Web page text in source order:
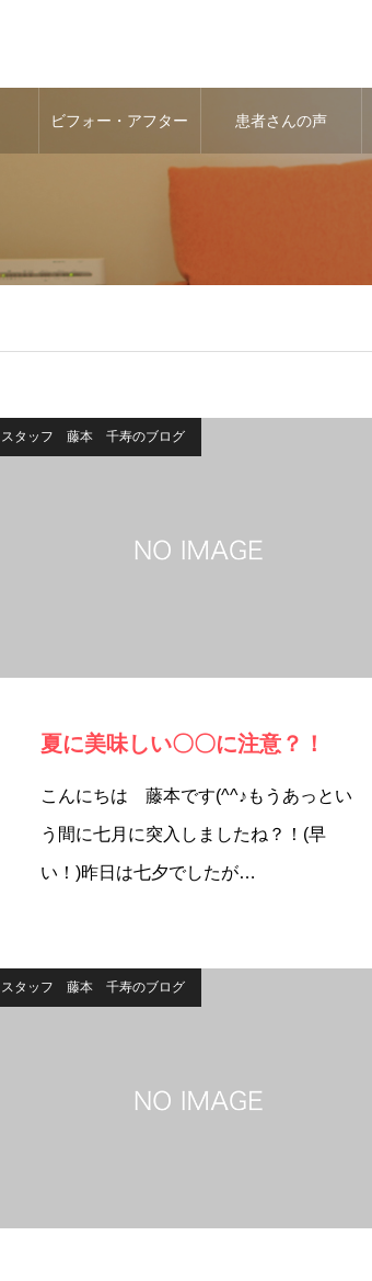
ビフォー・アフター 患者さんの声
スタッフ 藤本 千寿のブログ
夏に美味しい〇〇に注意？！
こんにちは 藤本です(^^♪もうあっとい
う間に七月に突入しましたね？！(早
い！)昨日は七夕でしたが…
スタッフ 藤本 千寿のブログ